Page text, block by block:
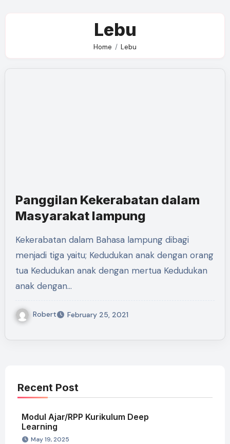
Lebu
Home Lebu
Panggilan Kekerabatan dalam
Masyarakat lampung
Kekerabatan dalam Bahasa lampung dibagi
menjadi tiga yaitu; Kedudukan anak dengan orang
tua Kedudukan anak dengan mertua Kedudukan
anak dengan…
Robert February 25, 2021
Recent Post
Modul Ajar/RPP Kurikulum Deep
Learning
May 19, 2025